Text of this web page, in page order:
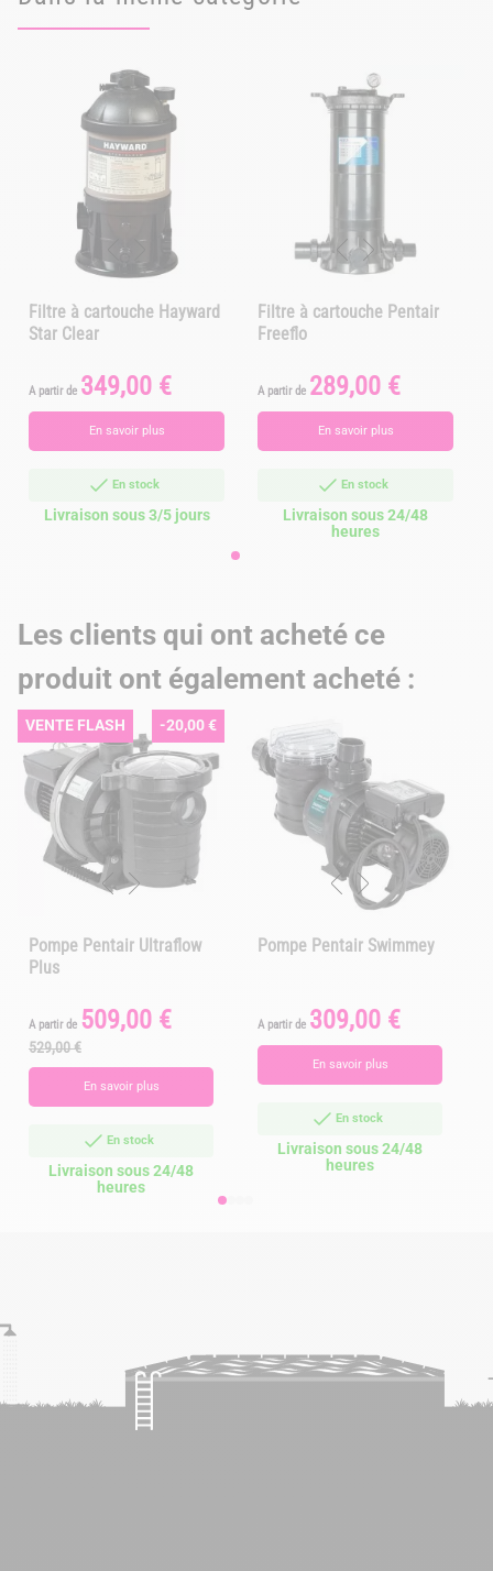
Filtre à cartouche Hayward
Star Clear
A partir de Prix
349,00 €
En savoir plus
En stock
Livraison sous 3/5 jours
Filtre à cartouche Pentair
Freeflo
A partir de Prix
289,00 €
En savoir plus
En stock
Livraison sous 24/48
heures
Les clients qui ont acheté ce
produit ont également acheté :
VENTE FLASH -20,00 €
Pompe Pentair Ultraflow
Plus
A partir de Prix
509,00 €Prix
base
529,00 €
En savoir plus
En stock
Livraison sous 24/48
heures
Pompe Pentair Swimmey
A partir de Prix
309,00 €
En savoir plus
En stock
Livraison sous 24/48
heures